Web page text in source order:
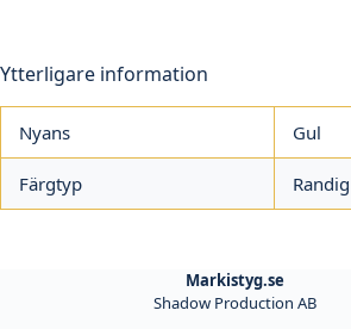
Ytterligare information
Nyans Gul
Färgtyp Randig
Markistyg.se
Shadow Production AB